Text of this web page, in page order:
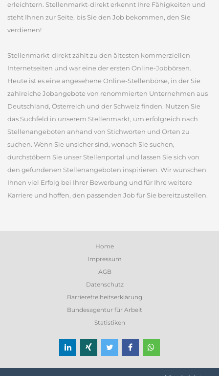
erleichtern. Stellenmarkt-direkt erkennt Ihre Fähigkeiten und
steht Ihnen zur Seite, bis Sie den Job bekommen, den Sie
verdienen!
Stellenmarkt-direkt zählt zu den ältesten kommerziellen
Internetseiten und war eine der ersten Online-Jobbörsen.
Heute ist es eine angesehene Online-Stellenbörse, in der Sie
zahlreiche Jobangebote von renommierten Unternehmen aus
Deutschland, Österreich und der Schweiz finden. Nutzen Sie
das Suchfeld in unserem Stellenmarkt, um erfolgreich nach
Stellenangeboten anhand von Stichworten und Orten zu
suchen. Wenn Sie unsicher sind, wonach Sie suchen,
durchstöbern Sie unser Stellenportal und lassen Sie sich von
den gefundenen Stellenangeboten inspirieren. Wir wünschen
Ihnen viel Erfolg bei Ihrer Bewerbung und für Ihre weitere
Karriere und hoffen, den passenden Job für Sie bereitzustellen.
Home
Impressum
AGB
Datenschutz
Barrierefreiheitserklärung
Bundesagentur für Arbeit
Statistiken